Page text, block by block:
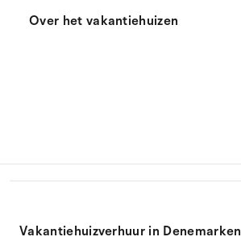
Over het vakantiehuizen
Vakantiehuizverhuur in Denemarken